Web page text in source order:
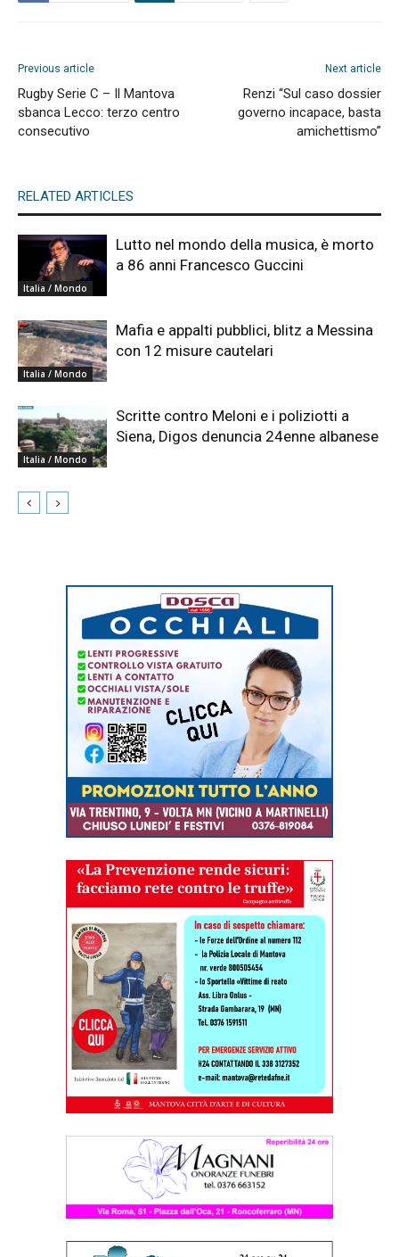
Previous article
Rugby Serie C – Il Mantova
sbanca Lecco: terzo centro
consecutivo
Next article
Renzi “Sul caso dossier
governo incapace, basta
amichettismo”
RELATED ARTICLES
Italia / Mondo
Lutto nel mondo della musica, è morto
a 86 anni Francesco Guccini
Italia / Mondo
Mafia e appalti pubblici, blitz a Messina
con 12 misure cautelari
Italia / Mondo
Scritte contro Meloni e i poliziotti a
Siena, Digos denuncia 24enne albanese